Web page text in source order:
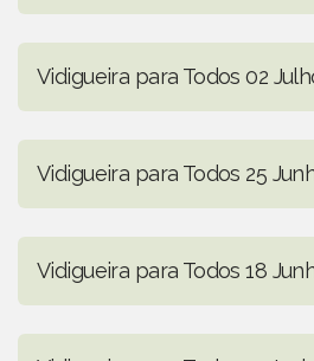
Vidigueira para Todos 02
Vidigueira para Todos 25
Vidigueira para Todos 18